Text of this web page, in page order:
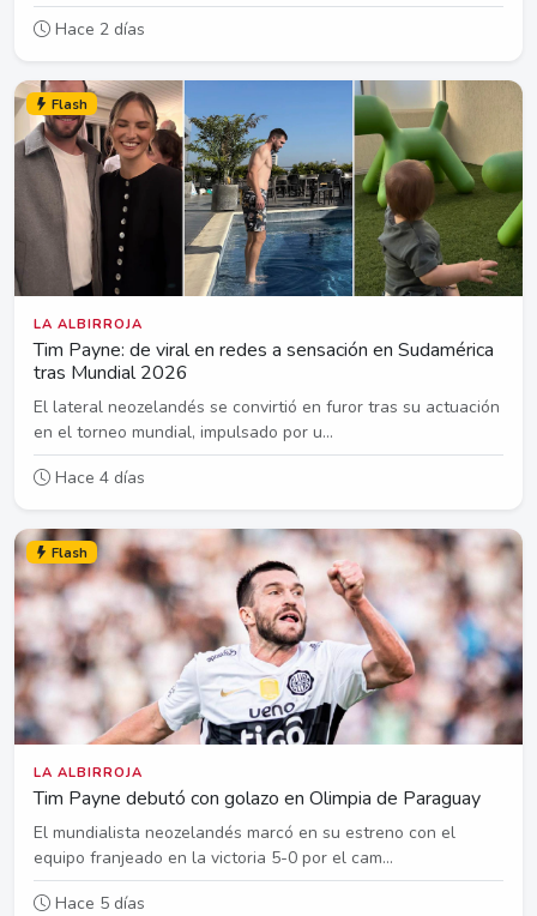
Hace 2 días
Flash
LA ALBIRROJA
Tim Payne: de viral en redes a sensación en Sudamérica
tras Mundial 2026
El lateral neozelandés se convirtió en furor tras su actuación
en el torneo mundial, impulsado por u...
Hace 4 días
Flash
LA ALBIRROJA
Tim Payne debutó con golazo en Olimpia de Paraguay
El mundialista neozelandés marcó en su estreno con el
equipo franjeado en la victoria 5-0 por el cam...
Hace 5 días